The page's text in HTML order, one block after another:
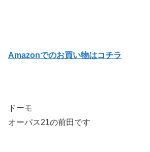
Amazonでのお買い物はコチラ
ドーモ
オーパス21の前田です